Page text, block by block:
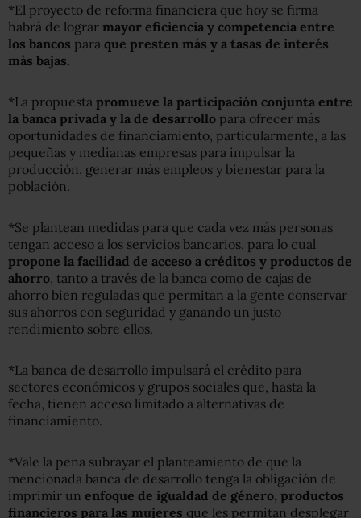
*El proyecto de reforma financiera que hoy se firma
habrá de lograr mayor eficiencia y competencia entre
los bancos para que presten más y a tasas de interés
más bajas.
*La propuesta promueve la participación conjunta entre
la banca privada y la de desarrollo para ofrecer más
oportunidades de financiamiento, particularmente, a las
pequeñas y medianas empresas para impulsar la
producción, generar más empleos y bienestar para la
población.
*Se plantean medidas para que cada vez más personas
tengan acceso a los servicios bancarios, para lo cual
propone la facilidad de acceso a créditos y productos de
ahorro , tanto a través de la banca como de cajas de
ahorro bien reguladas que permitan a la gente conservar
sus ahorros con seguridad y ganando un justo
rendimiento sobre ellos.
*La banca de desarrollo impulsará el crédito para
sectores económicos y grupos sociales que, hasta la
fecha, tienen acceso limitado a alternativas de
financiamiento.
*Vale la pena subrayar el planteamiento de que la
mencionada banca de desarrollo tenga la obligación de
imprimir un enfoque de igualdad de género, productos
financieros para las mujeres que les permitan desplegar